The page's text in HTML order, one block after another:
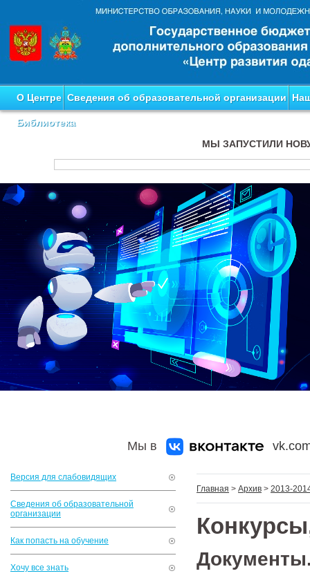
О Центре Сведения об образовательной организации
Библиотека
МЫ ЗАПУСТИЛИ
Мы в
Версия для слабовидящих
Сведения об образовательной
организации
Как попасть на обучение
Хочу все знать
Главная > Архив > 2013-